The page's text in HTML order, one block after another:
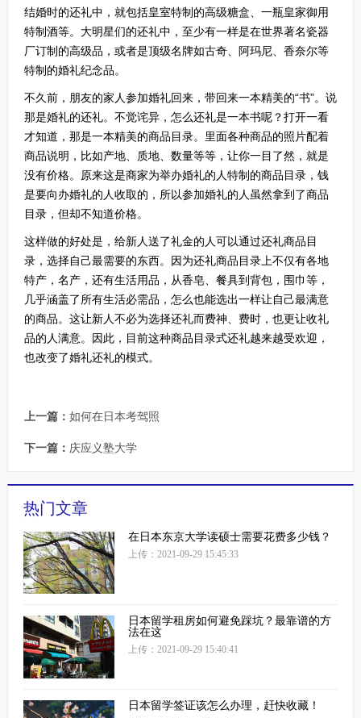
结婚时的还礼中，就包括皇室特制的高级糖盒、一瓶皇家御用
特制酒等。大明星们的还礼中，至少有一样是在世界著名瓷器
厂订制的高级品，或者是顶级名牌如古奇、阿玛尼、香奈尔等
特制的婚礼纪念品。
不久前，朋友的家人参加婚礼回来，带回来一本精美的“书”。说
那是婚礼的还礼。不觉诧异，怎么还礼是一本书呢？打开一看
才知道，那是一本精美的商品目录。里面各种商品的照片配着
商品说明，比如产地、质地、数量等等，让你一目了然，就是
没有价格。原来这是商家为举办婚礼的人特制的商品目录，钱
是要向办婚礼的人收取的，所以参加婚礼的人虽然拿到了商品
目录，但却不知道价格。
这样做的好处是，给新人送了礼金的人可以通过还礼商品目
录，选择自己最需要的东西。因为还礼商品目录上不仅有各地
特产，名产，还有生活用品，从香皂、餐具到背包，围巾等，
几乎涵盖了所有生活必需品，怎么也能选出一样让自己最满意
的商品。这让新人不必为选择还礼而费神、费时，也更让收礼
品的人满意。因此，目前这种商品目录式还礼越来越受欢迎，
也改变了婚礼还礼的模式。
上一篇： 如何在日本考驾照
下一篇： 庆应义塾大学
热门文章
在日本东京大学读硕士需要花费多少钱？
上传：2021-09-29 15:45:33
日本留学租房如何避免踩坑？最靠谱的方
法在这
上传：2021-09-29 15:40:41
日本留学签证该怎么办理，赶快收藏！